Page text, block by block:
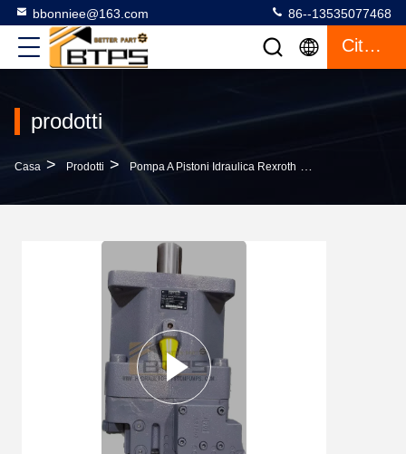
bbonniee@163.com 86--13535077468
Citazione
prodotti
Casa > Prodotti > Pompa A Pistoni Idraulica Rexroth >